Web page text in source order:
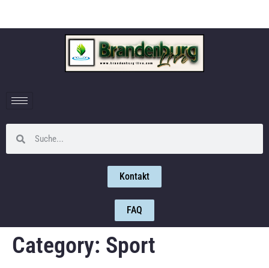
Kontakt
FAQ
Category: Sport